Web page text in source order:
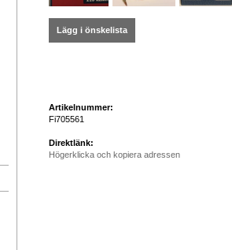
Lägg i önskelista
Artikelnummer:
Fi705561
Direktlänk:
Högerklicka och kopiera adressen